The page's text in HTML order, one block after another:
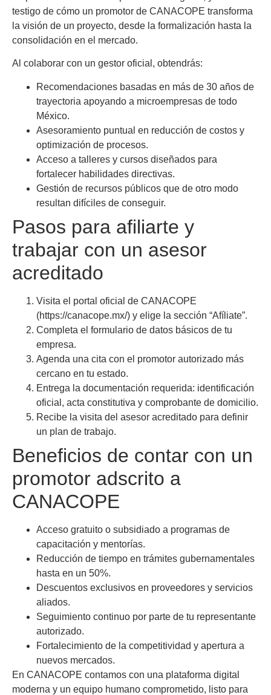
testigo de cómo un promotor de CANACOPE transforma
la visión de un proyecto, desde la formalización hasta la
consolidación en el mercado.
Al colaborar con un gestor oficial, obtendrás:
Recomendaciones basadas en más de 30 años de
trayectoria apoyando a microempresas de todo
México.
Asesoramiento puntual en reducción de costos y
optimización de procesos.
Acceso a talleres y cursos diseñados para
fortalecer habilidades directivas.
Gestión de recursos públicos que de otro modo
resultan difíciles de conseguir.
Pasos para afiliarte y
trabajar con un asesor
acreditado
Visita el portal oficial de CANACOPE
(https://canacope.mx/) y elige la sección “Afíliate”.
Completa el formulario de datos básicos de tu
empresa.
Agenda una cita con el promotor autorizado más
cercano en tu estado.
Entrega la documentación requerida: identificación
oficial, acta constitutiva y comprobante de domicilio.
Recibe la visita del asesor acreditado para definir
un plan de trabajo.
Beneficios de contar con un
promotor adscrito a
CANACOPE
Acceso gratuito o subsidiado a programas de
capacitación y mentorías.
Reducción de tiempo en trámites gubernamentales
hasta en un 50%.
Descuentos exclusivos en proveedores y servicios
aliados.
Seguimiento continuo por parte de tu representante
autorizado.
Fortalecimiento de la competitividad y apertura a
nuevos mercados.
En CANACOPE contamos con una plataforma digital
moderna y un equipo humano comprometido, listo para